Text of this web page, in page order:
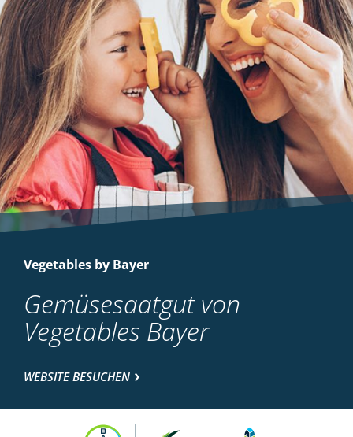
Vegetables by Bayer
Gemüsesaatgut von
Vegetables Bayer
WEBSITE BESUCHEN